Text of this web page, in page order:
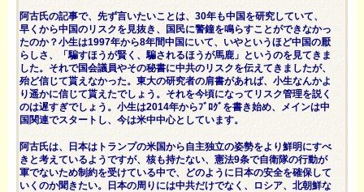
阿古氏の記事で、先ず言いたいことは、30年も中国を研究していて、
早くから中国のリスクを見抜き、国民に警鐘を鳴らすことができなかっ
たのか？小生は1997年から8年間中国にいて、いやというほど中国の厭
らしさ、「騙すほうが賢く、騙されるほうが馬鹿」というのを見てきま
した。それで国会議員やその秘書に中共のリスクを伝えてきましたが、
殆ど信じて貰えなかった。東大の研究者の肩書があれば、小生なんかよ
り遥かに信じて貰えたでしょう。それを今頃になってリスク管理を説く
のは遅すぎでしょう。小生は2014年からﾌﾞﾛｸﾞを書き始め、メインは中
国関連でスタートし、今は米中中心としています。
阿古氏は、日本はトランプの米国から自主独立の姿勢をより鮮明にすべ
きと考えているようですが、核も持たない、憲法9条で自衛隊の行動が
軍でないため制約を受けている中で、どのように日本の安全を確保して
いくのか聞きたい。日本の周りには中共だけでなく、ロシア、北朝鮮な